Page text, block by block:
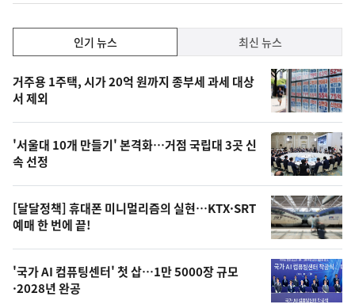
하
락
기,
최
신,
오
늘
의
영
상
오
인기 뉴스 최신 뉴스
인
기
뉴
스
거주용 1주택, 시가 20억 원까지 종부세 과세 대상
서 제외
'서울대 10개 만들기' 본격화…거점 국립대 3곳 신
속 선정
[달달정책] 휴대폰 미니멀리즘의 실현…KTX·SRT
예매 한 번에 끝!
'국가 AI 컴퓨팅센터' 첫 삽…1만 5000장 규모
·2028년 완공